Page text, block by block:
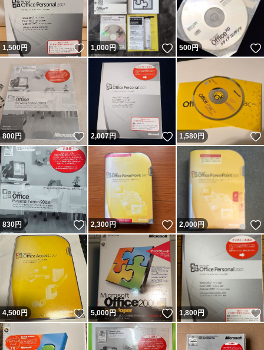
1,500円 いいね！
1,000円 いいね！
500円
800円 いいね！
2,007円 いいね！
1,580円
830円 いいね！
2,300円 いいね！
2,000円
4,500円 いいね！
5,000円 いいね！
1,800円